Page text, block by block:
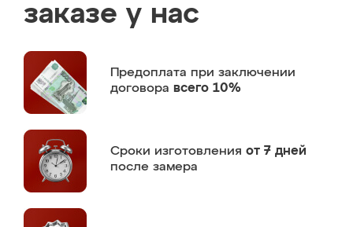
заказе у нас
Предоплата при заключении
договора всего 10%
Сроки изготовления от 7 дней
после замера